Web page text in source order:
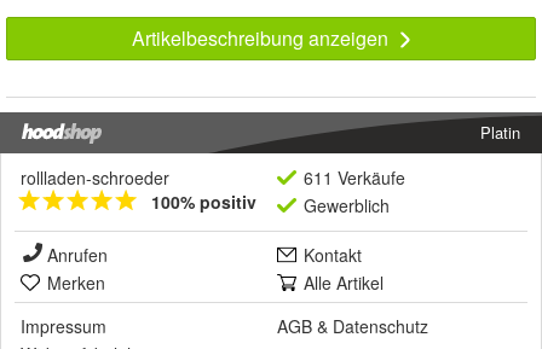
Artikelbeschreibung anzeigen
Platin
rollladen-schroeder
100% positiv
611 Verkäufe
Gewerblich
Anrufen
Kontakt
Merken
Alle Artikel
Impressum
AGB & Datenschutz